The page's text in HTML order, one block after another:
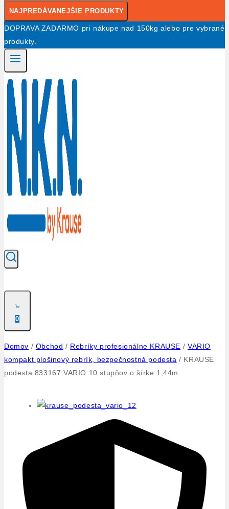
NAJPREDÁVANEJŠIE PRODUKTY
DOPRAVA ZADARMO pri nákupe nad 150kg alebo pre vybrané
produkty.
0
Domov / Obchod / Rebríky profesionálne KRAUSE / VARIO
kompakt plošinový rebrík, bezpečnostná podesta / KRAUSE
podesta 833167 VARIO 10 stupňov o šírke 1,44m